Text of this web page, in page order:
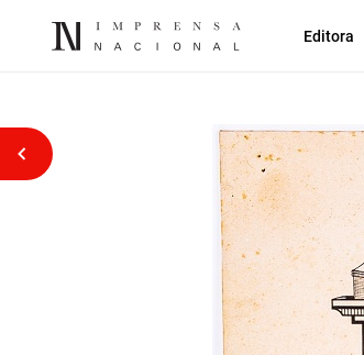
Editora
Voltar atrás